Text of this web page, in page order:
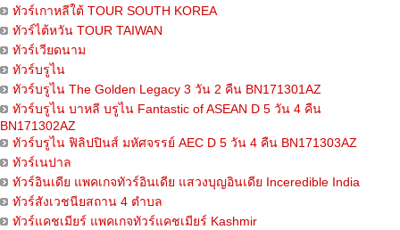
ทัวร์เกาหลีใต้ TOUR SOUTH KOREA
ทัวร์ไต้หวัน TOUR TAIWAN
ทัวร์เวียดนาม
ทัวร์บรูไน
ทัวร์บรูไน The Golden Legacy 3 วัน 2 คืน BN171301AZ
ทัวร์บรูไน บาหลี บรูไน Fantastic of ASEAN D 5 วัน 4 คืน
BN171302AZ
ทัวร์บรูไน ฟิลิปปินส์ มหัศจรรย์ AEC D 5 วัน 4 คืน BN171303AZ
ทัวร์เนปาล
ทัวร์อินเดีย แพคเกจทัวร์อินเดีย แสวงบุญอินเดีย Inceredible India
ทัวร์สังเวชนียสถาน 4 ตำบล
ทัวร์แคชเมียร์ แพคเกจทัวร์แคชเมียร์ Kashmir